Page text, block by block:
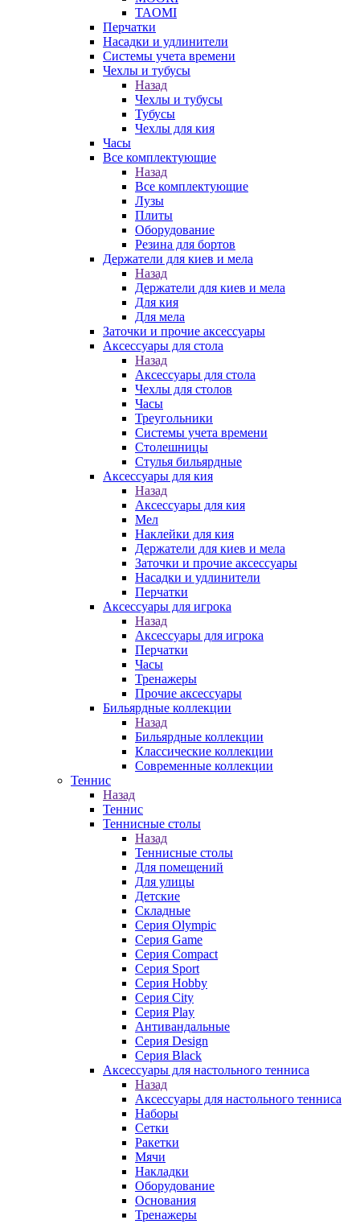
TAOMI
Перчатки
Насадки и удлинители
Системы учета времени
Чехлы и тубусы
Назад
Чехлы и тубусы
Тубусы
Чехлы для кия
Часы
Все комплектующие
Назад
Все комплектующие
Лузы
Плиты
Оборудование
Резина для бортов
Держатели для киев и мела
Назад
Держатели для киев и мела
Для кия
Для мела
Заточки и прочие аксессуары
Аксессуары для стола
Назад
Аксессуары для стола
Чехлы для столов
Часы
Треугольники
Системы учета времени
Столешницы
Стулья бильярдные
Аксессуары для кия
Назад
Аксессуары для кия
Мел
Наклейки для кия
Держатели для киев и мела
Заточки и прочие аксессуары
Насадки и удлинители
Перчатки
Аксессуары для игрока
Назад
Аксессуары для игрока
Перчатки
Часы
Тренажеры
Прочие аксессуары
Бильярдные коллекции
Назад
Бильярдные коллекции
Классические коллекции
Современные коллекции
Теннис
Назад
Теннис
Теннисные столы
Назад
Теннисные столы
Для помещений
Для улицы
Детские
Складные
Серия Olympic
Серия Game
Серия Compact
Серия Sport
Серия Hobby
Серия City
Серия Play
Антивандальные
Серия Design
Серия Black
Аксессуары для настольного тенниса
Назад
Аксессуары для настольного тенниса
Наборы
Сетки
Ракетки
Мячи
Накладки
Оборудование
Основания
Тренажеры